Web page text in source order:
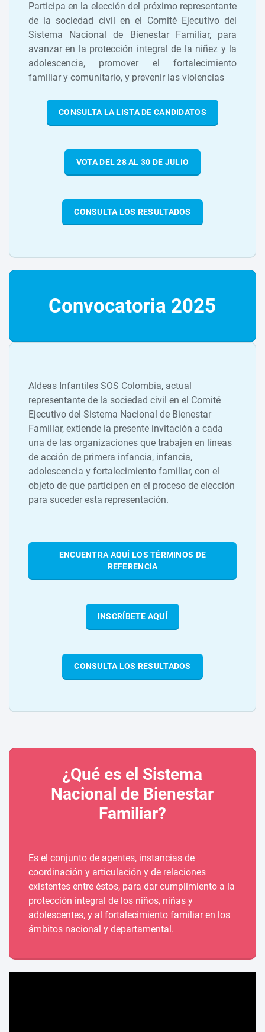
Participa en la elección del próximo representante
de la sociedad civil en el Comité Ejecutivo del
Sistema Nacional de Bienestar Familiar, para
avanzar en la protección integral de la niñez y la
adolescencia, promover el fortalecimiento
familiar y comunitario, y prevenir las violencias
CONSULTA LA LISTA DE CANDIDATOS
VOTA DEL 28 AL 30 DE JULIO
CONSULTA LOS RESULTADOS
Convocatoria 2025
Aldeas Infantiles SOS Colombia, actual
representante de la sociedad civil en el Comité
Ejecutivo del Sistema Nacional de Bienestar
Familiar, extiende la presente invitación a cada
una de las organizaciones que trabajen en líneas
de acción de primera infancia, infancia,
adolescencia y fortalecimiento familiar, con el
objeto de que participen en el proceso de elección
para suceder esta representación.
ENCUENTRA AQUÍ LOS TÉRMINOS DE
REFERENCIA
INSCRÍBETE AQUÍ
CONSULTA LOS RESULTADOS
¿Qué es el Sistema
Nacional de Bienestar
Familiar?
Es el conjunto de agentes, instancias de
coordinación y articulación y de relaciones
existentes entre éstos, para dar cumplimiento a la
protección integral de los niños, niñas y
adolescentes, y al fortalecimiento familiar en los
ámbitos nacional y departamental.